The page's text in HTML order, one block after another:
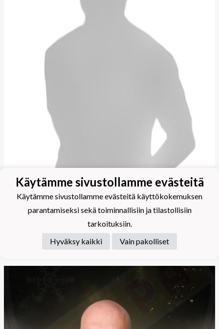
Joukkueenjohtaja
Immonen Katri
Käytämme sivustollamme evästeitä
Käytämme sivustollamme evästeitä käyttökokemuksen
parantamiseksi sekä toiminnallisiin ja tilastollisiin
tarkoituksiin.
Hyväksy kaikki
Vain pakolliset